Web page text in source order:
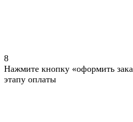
8
Нажмите кнопку «оформить
этапу оплаты